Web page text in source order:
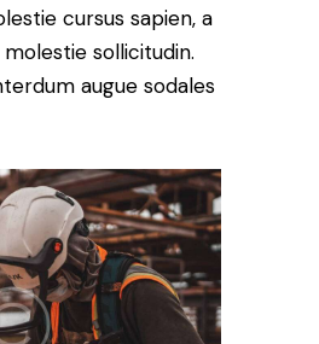
cursus sapien, a
sollicitudin.
augue sodales